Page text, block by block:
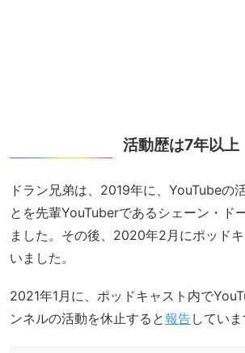
活動歴は7年以上
ドラン兄弟は、2019年に、YouTubeの
とを先輩YouTuberであるシェーン・ド
ました。その後、2020年2月にポッド
いました。
2021年1月に、ポッドキャスト内で
ンネルの活動を休止すると報告していま